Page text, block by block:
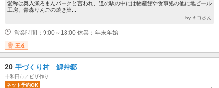
愛称は奥入瀬ろまんパークと言われ、道の駅の中には物産館や食事処の他に地ビール
工房、青森りんごの焼き菓...
by キヨさん
営業時間：9:00～18:00 休業：年末年始
王道
20 手づくり村 鯉艸郷
十和田市／ピザ作り
ネット予約OK